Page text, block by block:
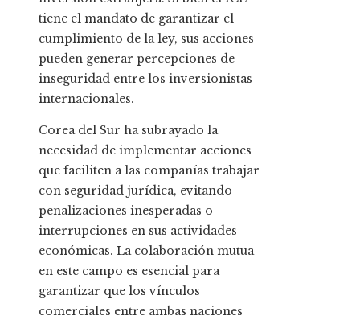
tiene el mandato de garantizar el
cumplimiento de la ley, sus acciones
pueden generar percepciones de
inseguridad entre los inversionistas
internacionales.
Corea del Sur ha subrayado la
necesidad de implementar acciones
que faciliten a las compañías trabajar
con seguridad jurídica, evitando
penalizaciones inesperadas o
interrupciones en sus actividades
económicas. La colaboración mutua
en este campo es esencial para
garantizar que los vínculos
comerciales entre ambas naciones